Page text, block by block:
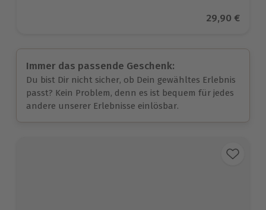
Aktueller
29,90 €
Immer das passende Geschenk:
Du bist Dir nicht sicher, ob Dein gewähltes Erlebnis
passt? Kein Problem, denn es ist bequem für jedes
andere unserer Erlebnisse einlösbar.